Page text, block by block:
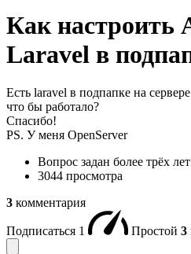
Как настроить
Laravel в
Есть laravel в подпапке на
что бы работало?
Спасибо!
PS. У меня OpenServer
Вопрос задан более трёх
3044 просмотра
3 комментария
Подписаться 1 Простой 3